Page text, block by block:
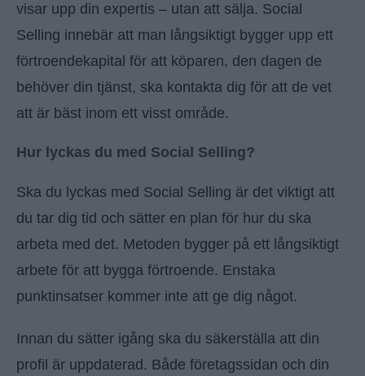
visar upp din expertis – utan att sälja. Social
Selling innebär att man långsiktigt bygger upp ett
förtroendekapital för att köparen, den dagen de
behöver din tjänst, ska kontakta dig för att de vet
att är bäst inom ett visst område.
Hur lyckas du med Social Selling?
Ska du lyckas med Social Selling är det viktigt att
du tar dig tid och sätter en plan för hur du ska
arbeta med det. Metoden bygger på ett långsiktigt
arbete för att bygga förtroende. Enstaka
punktinsatser kommer inte att ge dig något.
Innan du sätter igång ska du säkerställa att din
profil är uppdaterad. Både företagssidan och din